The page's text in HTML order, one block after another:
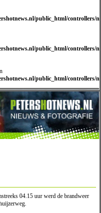
public_html/controllers/
public_html/controllers/
public_html/controllers/
04.15 uur werd de brandweer